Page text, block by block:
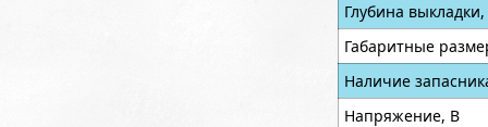
Глубина
Габаритные
Наличие
Напряжение, В